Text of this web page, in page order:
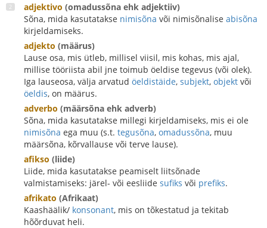
adjektivo (omadussõna ehk adjektiiv)
Sõna, mida kasutatakse nimisõna või nimisõnalise abisõna
kirjeldamiseks.
adjekto (määrus)
Lause osa, mis ütleb, millisel viisil, mis kohas, mis ajal,
millise tööriista abil jne toimub öeldise tegevus (või olek).
Iga lauseosa, välja arvatud öeldistäide, subjekt, objekt või
öeldis, on määrus.
adverbo (määrsõna ehk adverb)
Sõna, mida kasutatakse millegi kirjeldamiseks, mis ei ole
nimisõna ega muu (s.t. tegusõna, omadussõna, muu
määrsõna, kõrvallause või terve lause).
afikso (liide)
Liide, mida kasutatakse peamiselt liitsõnade
valmistamiseks: järel- või eesliide sufiks või prefiks.
afrikato (Afrikaat)
Kaashäälik/ konsonant, mis on tõkestatud ja tekitab
hõõrduvat heli.